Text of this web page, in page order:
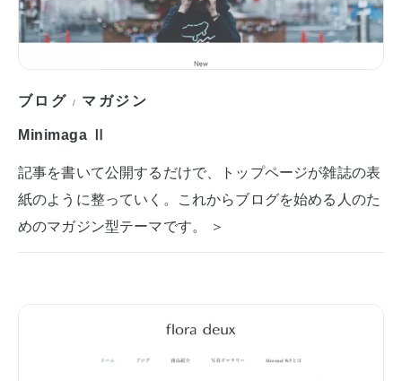
ブログ / マガジン
Minimaga Ⅱ
記事を書いて公開するだけで、トップページが雑誌の表
紙のように整っていく。これからブログを始める人のた
めのマガジン型テーマです。 ＞